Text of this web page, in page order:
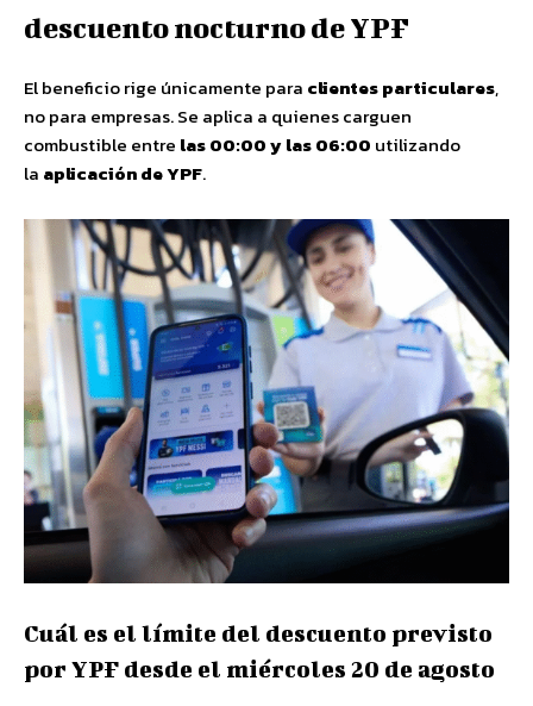
descuento nocturno de YPF
El beneficio rige únicamente para clientes particulares,
no para empresas. Se aplica a quienes carguen
combustible entre las 00:00 y las 06:00 utilizando
la aplicación de YPF.
Cuál es el límite del descuento previsto
por YPF desde el miércoles 20 de agosto